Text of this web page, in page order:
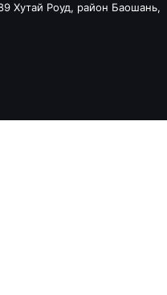
Хутай Роуд, район Баошань,